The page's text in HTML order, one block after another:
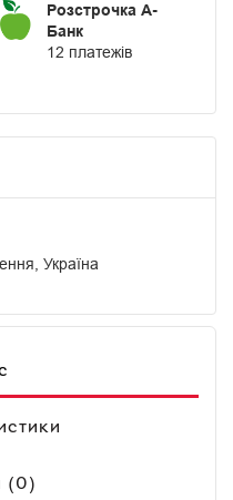
Розстрочка А-
Банк
12 платежів
Україна
(0)